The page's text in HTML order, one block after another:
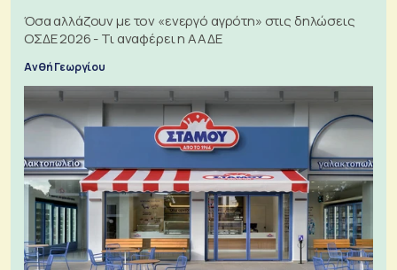
Όσα αλλάζουν με τον «ενεργό αγρότη» στις δηλώσεις
ΟΣΔΕ 2026 - Τι αναφέρει η ΑΑΔΕ
Ανθή Γεωργίου